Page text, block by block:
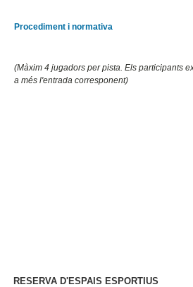
Procediment i normativa
(Màxim 4 jugadors per pista. Els participants
a més l'entrada corresponent)
RESERVA D'ESPAIS ESPORTIUS